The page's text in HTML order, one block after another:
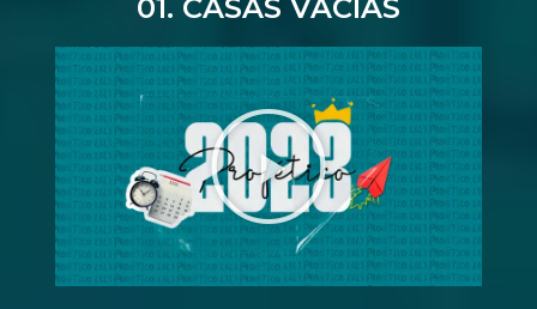
01. CASAS VACÍAS